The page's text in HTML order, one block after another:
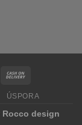
ÚSPORA
Rocco design